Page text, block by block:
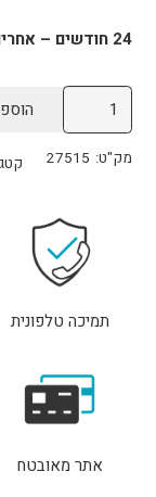
24 חודשים – אחריות תינתן רק בהתקנת מתקין מורשה
כמות
של
משאבת
WI-
נורבגיה
קלימטקניק
מק"ט: 27515
תמיכה טלפונית
אתר מאובטח